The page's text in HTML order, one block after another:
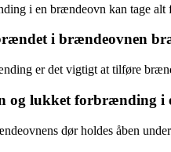
i en brændeovn kan tage
i brændeovnen
er det vigtigt at tilføre
og lukket forbrænding i
dør holdes åben